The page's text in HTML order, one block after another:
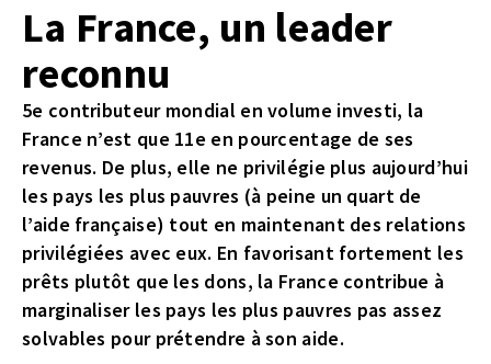
La France, un leader
reconnu
5e contributeur mondial en volume investi, la
France n’est que 11e en pourcentage de ses
revenus. De plus, elle ne privilégie plus aujourd’hui
les pays les plus pauvres (à peine un quart de
l’aide française) tout en maintenant des relations
privilégiées avec eux. En favorisant fortement les
prêts plutôt que les dons, la France contribue à
marginaliser les pays les plus pauvres pas assez
solvables pour prétendre à son aide.